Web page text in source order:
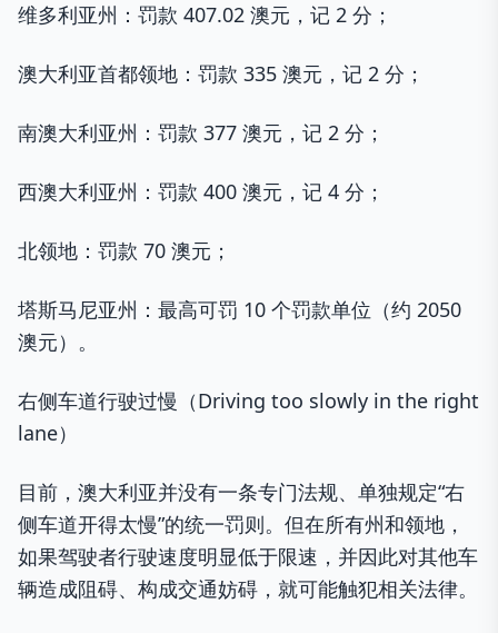
维多利亚州：罚款 407.02 澳元，记 2 分；
澳大利亚首都领地：罚款 335 澳元，记 2 分；
南澳大利亚州：罚款 377 澳元，记 2 分；
西澳大利亚州：罚款 400 澳元，记 4 分；
北领地：罚款 70 澳元；
塔斯马尼亚州：最高可罚 10 个罚款单位（约 2050
澳元）。
右侧车道行驶过慢（Driving too slowly in the right
lane）
目前，澳大利亚并没有一条专门法规、单独规定“右
侧车道开得太慢”的统一罚则。但在所有州和领地，
如果驾驶者行驶速度明显低于限速，并因此对其他车
辆造成阻碍、构成交通妨碍，就可能触犯相关法律。